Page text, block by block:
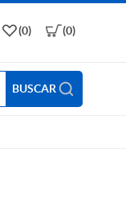
BUSCAR
(0) (0)